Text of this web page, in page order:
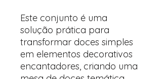
Este conjunto é uma
solução prática para
transformar doces simples
em elementos decorativos
encantadores, criando uma